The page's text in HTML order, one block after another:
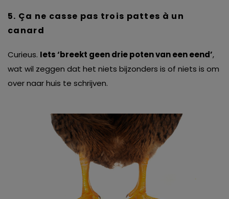
5. Ça ne casse pas trois pattes à un
canard
Curieus. Iets ‘breekt geen drie poten van een eend’,
wat wil zeggen dat het niets bijzonders is of niets is om
over naar huis te schrijven.